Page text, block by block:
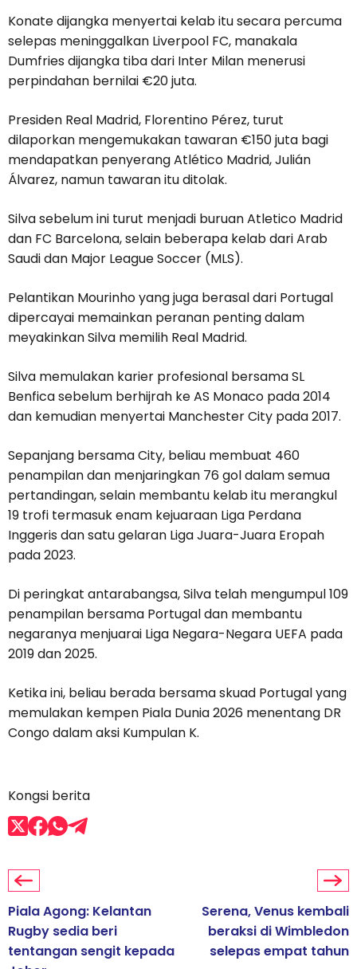
Konate dijangka menyertai kelab itu secara percuma
selepas meninggalkan Liverpool FC, manakala
Dumfries dijangka tiba dari Inter Milan menerusi
perpindahan bernilai €20 juta.
Presiden Real Madrid, Florentino Pérez, turut
dilaporkan mengemukakan tawaran €150 juta bagi
mendapatkan penyerang Atlético Madrid, Julián
Álvarez, namun tawaran itu ditolak.
Silva sebelum ini turut menjadi buruan Atletico Madrid
dan FC Barcelona, selain beberapa kelab dari Arab
Saudi dan Major League Soccer (MLS).
Pelantikan Mourinho yang juga berasal dari Portugal
dipercayai memainkan peranan penting dalam
meyakinkan Silva memilih Real Madrid.
Silva memulakan karier profesional bersama SL
Benfica sebelum berhijrah ke AS Monaco pada 2014
dan kemudian menyertai Manchester City pada 2017.
Sepanjang bersama City, beliau membuat 460
penampilan dan menjaringkan 76 gol dalam semua
pertandingan, selain membantu kelab itu merangkul
19 trofi termasuk enam kejuaraan Liga Perdana
Inggeris dan satu gelaran Liga Juara-Juara Eropah
pada 2023.
Di peringkat antarabangsa, Silva telah mengumpul 109
penampilan bersama Portugal dan membantu
negaranya menjuarai Liga Negara-Negara UEFA pada
2019 dan 2025.
Ketika ini, beliau berada bersama skuad Portugal yang
memulakan kempen Piala Dunia 2026 menentang DR
Congo dalam aksi Kumpulan K.
Kongsi berita
Piala Agong: Kelantan
Rugby sedia beri
tentangan sengit kepada
Serena, Venus kembali
beraksi di Wimbledon
selepas empat tahun